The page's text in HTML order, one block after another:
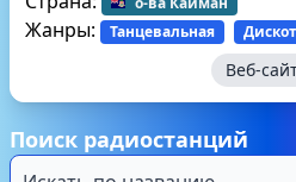
Жанры: Танцевальная
Веб-
Поиск радиостанций